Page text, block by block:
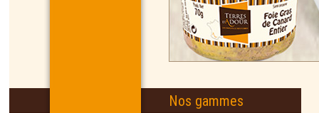
Nos gammes